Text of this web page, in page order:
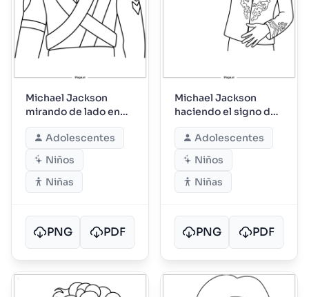
Michael Jackson
mirando de lado en
uniforme de gira
Adolescentes
Niños
Niñas
PNG PDF
Michael Jackson
haciendo el signo de
la paz en el escenario
Adolescentes
Niños
Niñas
PNG PDF